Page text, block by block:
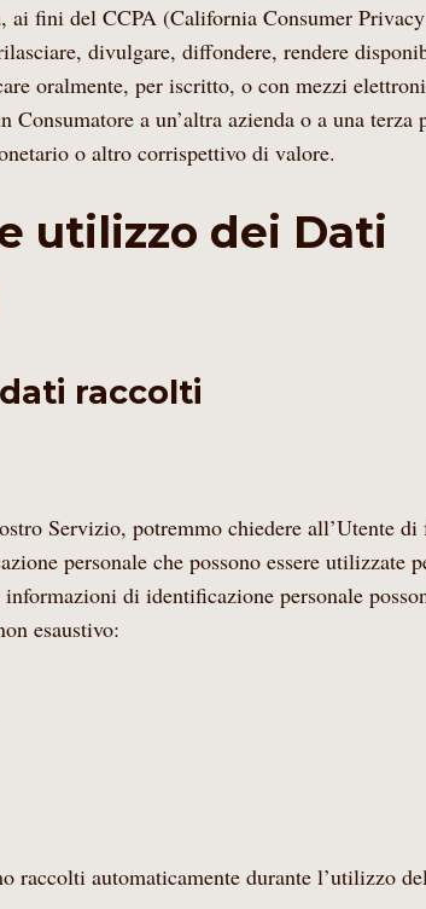
, ai fini del CCPA (California Consumer
divulgare, diffondere, rendere
oralmente, per iscritto, o con mezzi
Consumatore a un’altra azienda o a una terza
o altro corrispettivo di valore.
utilizzo dei Dati
raccolti
Servizio, potremmo chiedere all’Utente
personale che possono essere utilizzate
di identificazione personale
esaustivo:
raccolti automaticamente durante l’utilizzo